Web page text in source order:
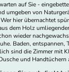
auf Sie -
umgeben von
hier übernachtet
dem Holz
wieder
Baden, entspannen,
sind die Zimmer mit
und Handtüchern